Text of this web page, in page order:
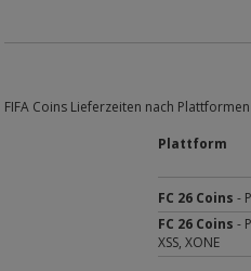
FIFA Coins Lieferzeiten nach Plattformen
Plattform
FC 26 Coins -
FC 26 Coins -
XSS, XONE